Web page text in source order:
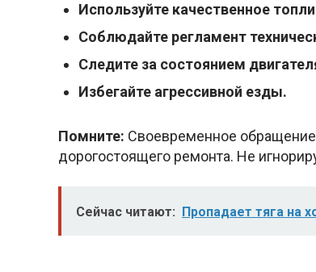
Используйте качественное
Соблюдайте регламент
Следите за состоянием
Избегайте агрессивной езды.
Помните: Своевременное
дорогостоящего ремонта. Не
Сейчас читают: Пропадает тяга на